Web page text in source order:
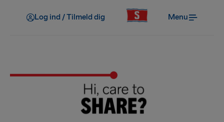
Log ind / Tilmeld dig Menu